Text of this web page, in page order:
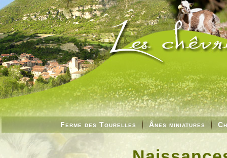
Ferme des Tourelles Ânes miniatures